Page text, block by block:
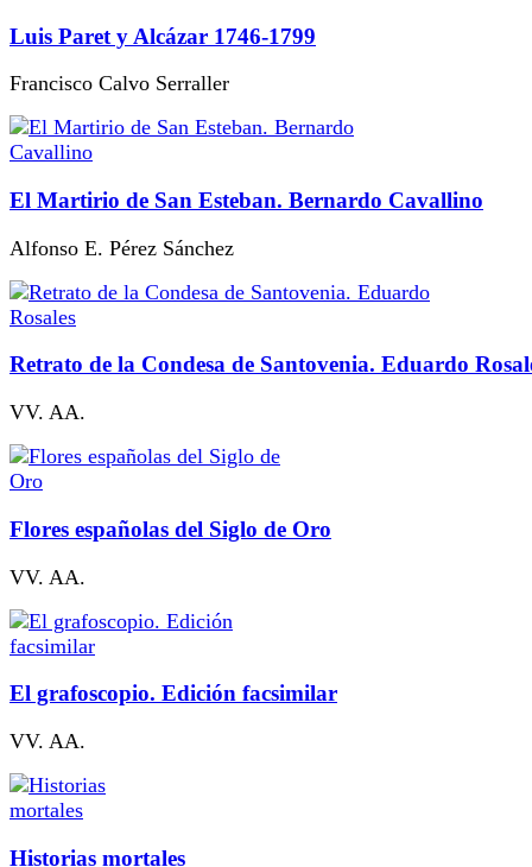
Luis Paret y Alcázar 1746-1799
Francisco Calvo Serraller
El Martirio de San Esteban. Bernardo Cavallino
Alfonso E. Pérez Sánchez
Retrato de la Condesa de Santovenia. Eduardo
VV. AA.
Flores españolas del Siglo de Oro
VV. AA.
El grafoscopio. Edición facsimilar
VV. AA.
Historias mortales